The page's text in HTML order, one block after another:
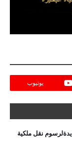
يوتيوب
نقل ملكية